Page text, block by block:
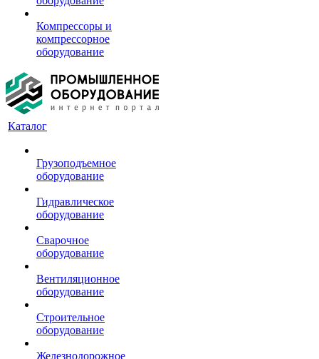
Компрессоры и
компрессорное
оборудование
Каталог
Грузоподъемное
оборудование
Гидравлическое
оборудование
Сварочное
оборудование
Вентиляционное
оборудование
Строительное
оборудование
Железнодорожное